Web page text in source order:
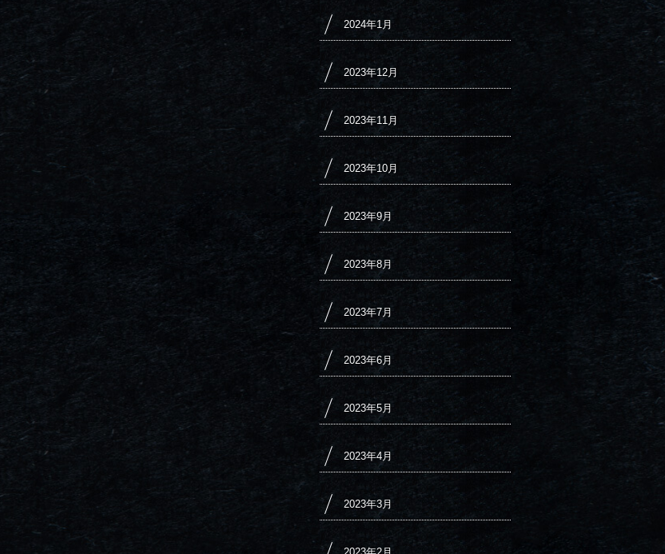
2024年1月
2023年12月
2023年11月
2023年10月
2023年9月
2023年8月
2023年7月
2023年6月
2023年5月
2023年4月
2023年3月